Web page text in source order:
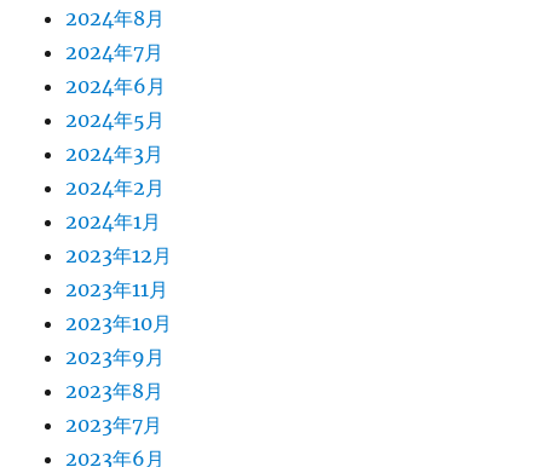
2024年8月
2024年7月
2024年6月
2024年5月
2024年3月
2024年2月
2024年1月
2023年12月
2023年11月
2023年10月
2023年9月
2023年8月
2023年7月
2023年6月